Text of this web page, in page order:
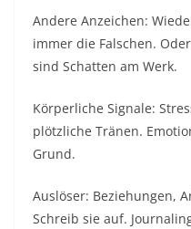
Andere Anzeichen:
immer die Falschen.
sind Schatten am Werk.​
Körperliche Signale:
plötzliche Tränen.
Grund.​
Auslöser: Beziehungen,
Schreib sie auf.